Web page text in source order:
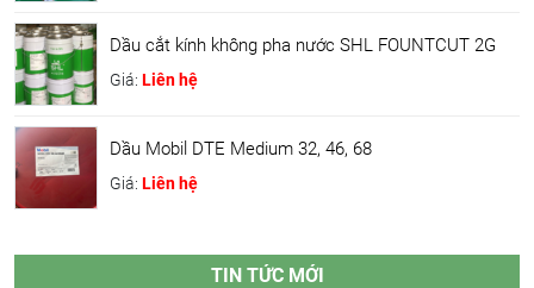
Dầu cắt kính không pha nước SHL FOUNTCUT 2G
Giá: Liên hệ
Dầu Mobil DTE Medium 32, 46, 68
Giá: Liên hệ
TIN TỨC MỚI